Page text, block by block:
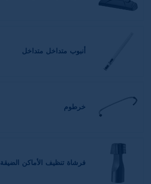
أنبوب متداخل متداخل
خرطوم
فرشاة تنظيف الأماكن الضيقة